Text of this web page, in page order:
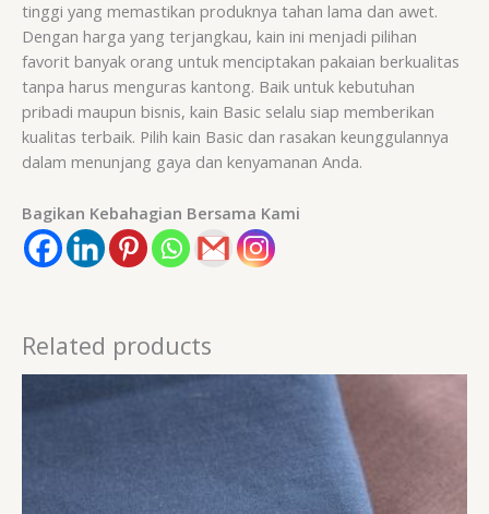
tinggi yang memastikan produknya tahan lama dan awet.
Dengan harga yang terjangkau, kain ini menjadi pilihan
favorit banyak orang untuk menciptakan pakaian berkualitas
tanpa harus menguras kantong. Baik untuk kebutuhan
pribadi maupun bisnis, kain Basic selalu siap memberikan
kualitas terbaik. Pilih kain Basic dan rasakan keunggulannya
dalam menunjang gaya dan kenyamanan Anda.
Bagikan Kebahagian Bersama Kami
Related products